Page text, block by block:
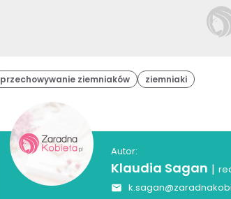
przechowywanie ziemniaków ziemniaki
Autor:
Klaudia Sagan |